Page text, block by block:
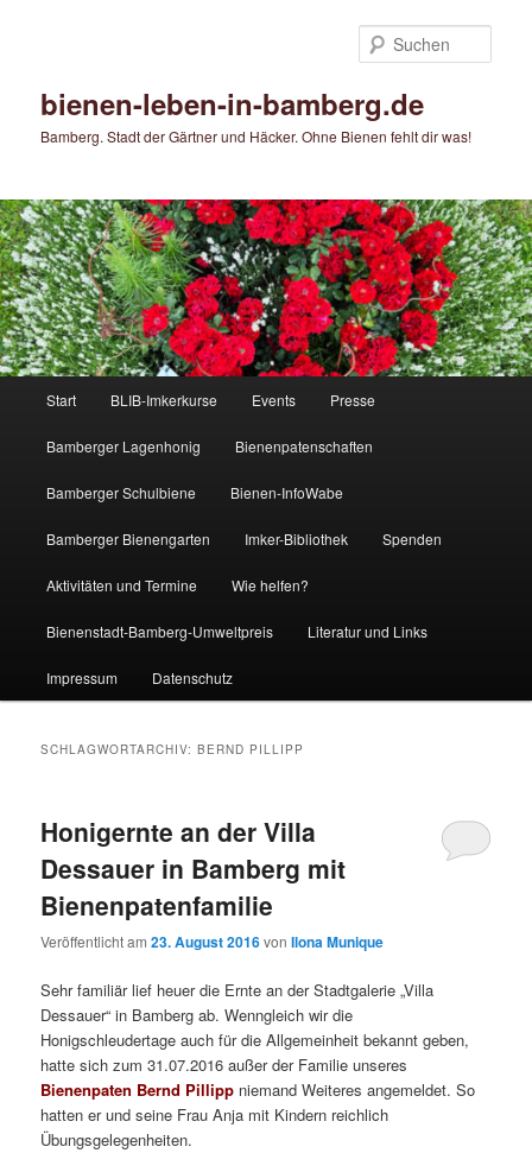
bienen-leben-in-bamberg.de
Bamberg. Stadt der Gärtner und Häcker. Ohne Bienen fehlt dir was!
Start BLIB-Imkerkurse Events Presse
Bamberger Lagenhonig Bienenpatenschaften
Bamberger Schulbiene Bienen-InfoWabe
Bamberger Bienengarten Imker-Bibliothek Spenden
Aktivitäten und Termine Wie helfen?
Bienenstadt-Bamberg-Umweltpreis Literatur und Links
Impressum Datenschutz
SCHLAGWORTARCHIV:BERND PILLIPP
Honigernte an der Villa
Dessauer in Bamberg mit
Bienenpatenfamilie
Veröffentlicht am23. August 2016vonIlona Munique
Sehr familiär lief heuer die Ernte an der Stadtgalerie „Villa
Dessauer“ in Bamberg ab. Wenngleich wir die
Honigschleudertage auch für die Allgemeinheit bekannt geben,
hatte sich zum 31.07.2016 außer der Familie unseres
Bienenpaten Bernd Pillipp niemand Weiteres angemeldet. So
hatten er und seine Frau Anja mit Kindern reichlich
Übungsgelegenheiten.